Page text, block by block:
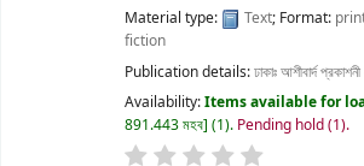
Material type: Text; Format:
fiction
Publication details:ঢাকাঃআশীবার্দ প্রকাশনী
Availability:Items available for
891.443 মহব (1). Pending hold (1).